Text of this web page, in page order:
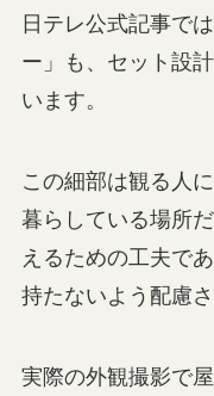
日テレ公式記事で
ー」も、セット設
います。
この細部は観る人
暮らしている場所
えるための工夫で
持たないよう配慮
実際の外観撮影で